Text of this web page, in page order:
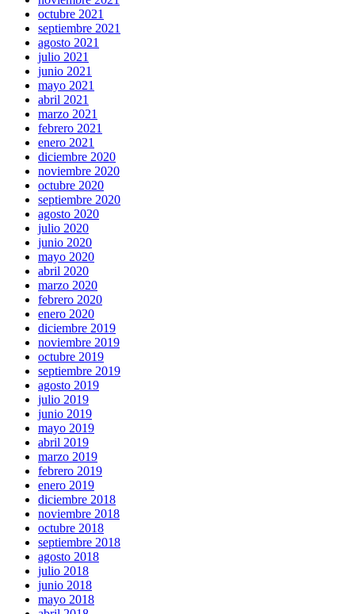
octubre 2021
septiembre 2021
agosto 2021
julio 2021
junio 2021
mayo 2021
abril 2021
marzo 2021
febrero 2021
enero 2021
diciembre 2020
noviembre 2020
octubre 2020
septiembre 2020
agosto 2020
julio 2020
junio 2020
mayo 2020
abril 2020
marzo 2020
febrero 2020
enero 2020
diciembre 2019
noviembre 2019
octubre 2019
septiembre 2019
agosto 2019
julio 2019
junio 2019
mayo 2019
abril 2019
marzo 2019
febrero 2019
enero 2019
diciembre 2018
noviembre 2018
octubre 2018
septiembre 2018
agosto 2018
julio 2018
junio 2018
mayo 2018